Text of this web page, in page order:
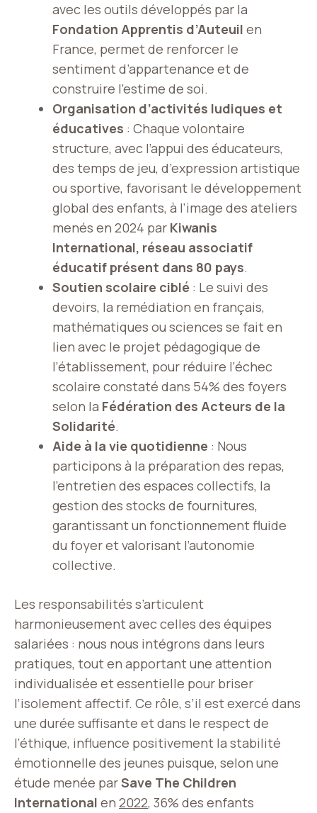
avec les outils développés par la
Fondation Apprentis d’Auteuil en
France, permet de renforcer le
sentiment d’appartenance et de
construire l’estime de soi.
Organisation d’activités ludiques et
éducatives : Chaque volontaire
structure, avec l’appui des éducateurs,
des temps de jeu, d’expression artistique
ou sportive, favorisant le développement
global des enfants, à l’image des ateliers
menés en 2024 par Kiwanis
International, réseau associatif
éducatif présent dans 80 pays.
Soutien scolaire ciblé : Le suivi des
devoirs, la remédiation en français,
mathématiques ou sciences se fait en
lien avec le projet pédagogique de
l’établissement, pour réduire l’échec
scolaire constaté dans 54% des foyers
selon la Fédération des Acteurs de la
Solidarité.
Aide à la vie quotidienne : Nous
participons à la préparation des repas,
l’entretien des espaces collectifs, la
gestion des stocks de fournitures,
garantissant un fonctionnement fluide
du foyer et valorisant l’autonomie
collective.
Les responsabilités s’articulent
harmonieusement avec celles des équipes
salariées : nous nous intégrons dans leurs
pratiques, tout en apportant une attention
individualisée et essentielle pour briser
l’isolement affectif. Ce rôle, s’il est exercé dans
une durée suffisante et dans le respect de
l’éthique, influence positivement la stabilité
émotionnelle des jeunes puisque, selon une
étude menée parSave The Children
International en 2022, 36% des enfants